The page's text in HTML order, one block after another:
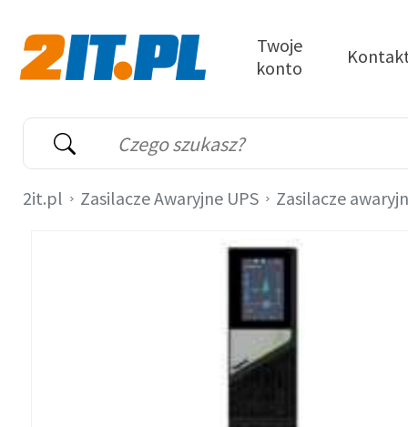
Wyszukiwarka
Słowo kluczowe
Twoje
konto
2it.pl Zasilacze Awaryjne UPS Zasilacze